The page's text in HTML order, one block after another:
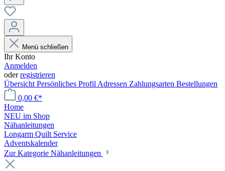
Menü schließen
Ihr Konto
Anmelden
oderregistrieren
Übersicht Persönliches Profil Adressen Zahlungsarten Bestellungen
0,00 €*
Home
NEU im Shop
Nähanleitungen
Longarm Quilt Service
Adventskalender
Zur Kategorie Nähanleitungen